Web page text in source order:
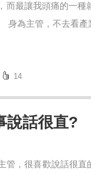
而最讓我頭痛的一
身為主管，不去看
14
說話很直?
管，很喜歡說話很